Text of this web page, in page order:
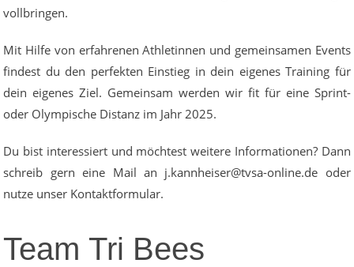
vollbringen.
Mit Hilfe von erfahrenen Athletinnen und gemeinsamen Events
findest du den perfekten Einstieg in dein eigenes Training für
dein eigenes Ziel. Gemeinsam werden wir fit für eine Sprint-
oder Olympische Distanz im Jahr 2025.
Du bist interessiert und möchtest weitere Informationen? Dann
schreib gern eine Mail an j.kannheiser@tvsa-online.de oder
nutze unser Kontaktformular.
Team Tri Bees